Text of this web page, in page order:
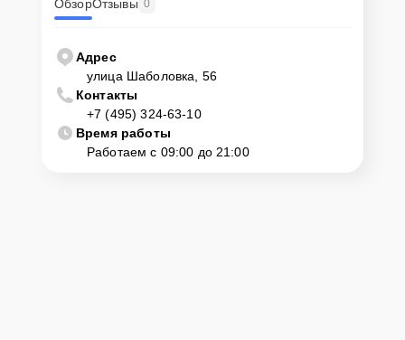
ОбзорОтзывы 0
Адрес
улица Шаболовка, 56
Контакты
+7 (495) 324-63-10
Время работы
Работаем с 09:00 до 21:00